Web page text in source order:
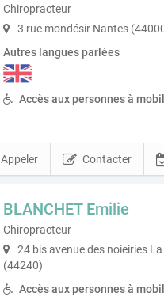
Chiropracteur
3 rue mondésir Nantes
Autres langues parlées
Accès aux personnes à
Contacter
Appeler
BLANCHET Emilie
Chiropracteur
24 bis avenue des noieiries
(44240)
Accès aux personnes à